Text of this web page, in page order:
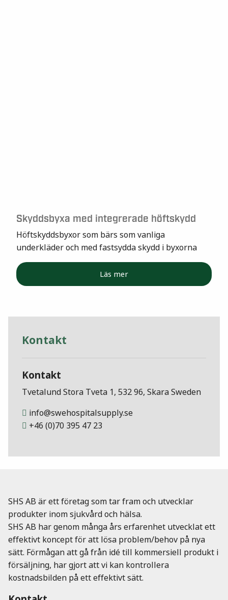
Kontakt
Kontakt
Tvetalund Stora Tveta 1, 532 96, Skara Sweden
info@swehospitalsupply.se
+46 (0)70 395 47 23
Skyddsbyxa med integrerade höftskydd
Höftskyddsbyxor som bärs som vanliga
underkläder och med fastsydda skydd i byxorna
Läs mer
SHS AB är ett företag som tar fram och utvecklar
produkter inom sjukvård och hälsa.
SHS AB har genom många års erfarenhet utvecklat ett
effektivt koncept för att lösa problem/behov på nya
sätt. Förmågan att gå från idé till kommersiell produkt i
försäljning, har gjort att vi kan kontrollera
kostnadsbilden på ett effektivt sätt.